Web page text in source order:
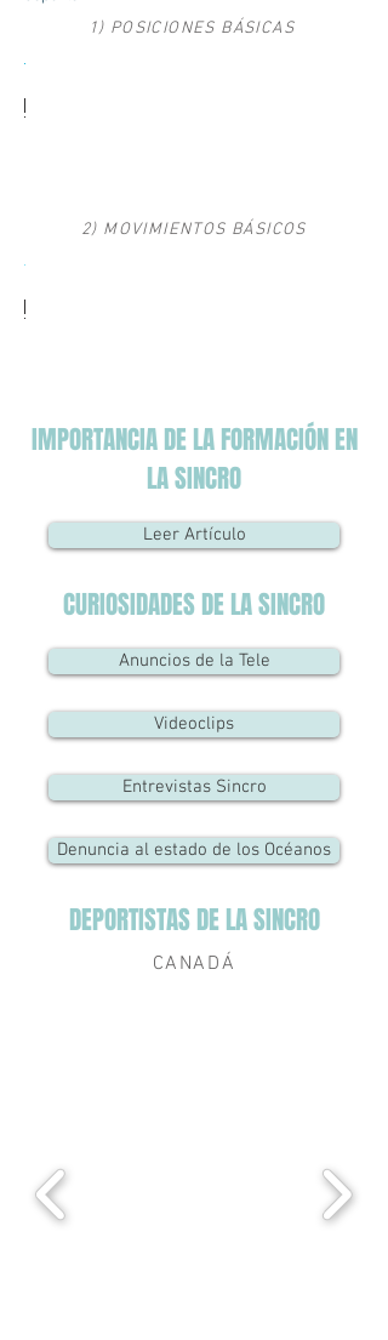
1) POSICIONES BÁSICAS
2) MOVIMIENTOS BÁSICOS
IMPORTANCIA DE LA FORMACIÓN EN
LA SINCRO
Leer Artículo
CURIOSIDADES DE LA SINCRO
Anuncios de la Tele
Videoclips
Entrevistas Sincro
Denuncia al estado de los Océanos
DEPORTISTAS DE LA SINCRO
CANADÁ